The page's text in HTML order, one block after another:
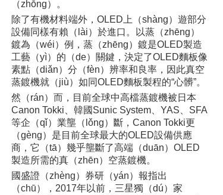
（zhōng）。
除了有機材料端外，OLED上（shàng）遊部分
設備同樣有賴（lài）於進口。以蒸（zhēng）
鍍為（wéi）例，蒸（zhēng）鍍是OLED製造
工藝（yì）的（de）關鍵，決定了OLED麵板像
素點（diǎn）分（fèn）辨率和良率，因此真空
蒸鍍機就（jiù）如同OLED麵板製程的“心髒”。
然（rán）而，目前全球中高檔蒸鍍機被日本
Canon Tokki、韓國Sunic System、YAS、SFA
等企（qǐ）業壟（lǒng）斷，Canon Tokki更
（gèng）是目前全球最大的OLED設備供應
商，它（tā）幾乎壟斷了高端（duān）OLED
製造所需的真（zhēn）空蒸鍍機。
國盛證（zhèng）券研（yán）報指出
（chū），2017年以前，三星獨（dú）家